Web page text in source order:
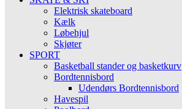
Elektrisk skateboard
Kælk
Løbehjul
Skjøter
SPORT
Basketball stander og basketkurv
Bordtennisbord
Udendørs Bordtennisbord
Havespil